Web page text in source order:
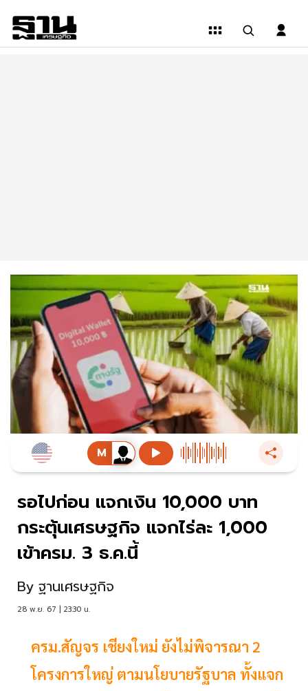
รอไปก่อน แจกเงิน 10,000 บาท
กระตุ้นเศรษฐกิจ แจกไร่ละ 1,000
เข้าครม. 3 ธ.ค.นี้
By ฐานเศรษฐกิจ
28 พ.ย. 67 | 23:30 น.
ครม.สัญจร เชียงใหม่ ยังไม่พิจารณา 2
โครงการใหญ่ ตามนโยบายรัฐบาล ทั้งแจก